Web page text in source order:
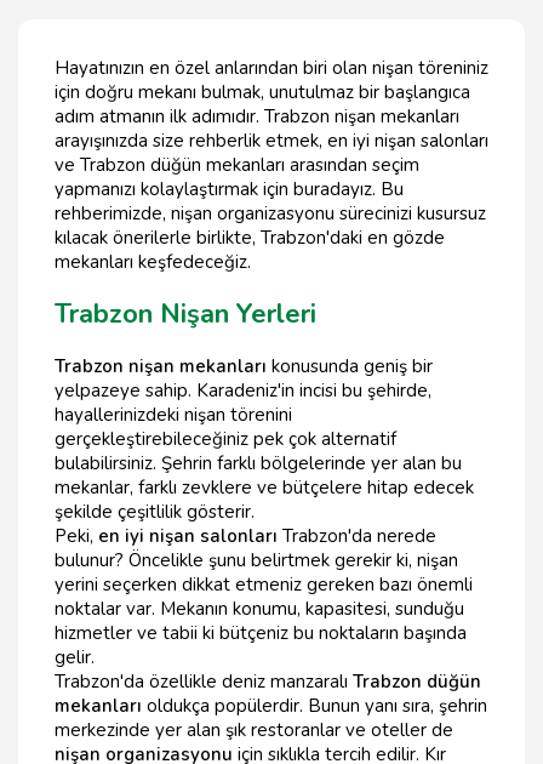
Hayatınızın en özel anlarından biri olan nişan töreniniz
için doğru mekanı bulmak, unutulmaz bir başlangıca
adım atmanın ilk adımıdır. Trabzon nişan mekanları
arayışınızda size rehberlik etmek, en iyi nişan salonları
ve Trabzon düğün mekanları arasından seçim
yapmanızı kolaylaştırmak için buradayız. Bu
rehberimizde, nişan organizasyonu sürecinizi kusursuz
kılacak önerilerle birlikte, Trabzon'daki en gözde
mekanları keşfedeceğiz.
Trabzon Nişan Yerleri
Trabzon nişan mekanları konusunda geniş bir
yelpazeye sahip. Karadeniz'in incisi bu şehirde,
hayallerinizdeki nişan törenini
gerçekleştirebileceğiniz pek çok alternatif
bulabilirsiniz. Şehrin farklı bölgelerinde yer alan bu
mekanlar, farklı zevklere ve bütçelere hitap edecek
şekilde çeşitlilik gösterir.
Peki, en iyi nişan salonları Trabzon'da nerede
bulunur? Öncelikle şunu belirtmek gerekir ki, nişan
yerini seçerken dikkat etmeniz gereken bazı önemli
noktalar var. Mekanın konumu, kapasitesi, sunduğu
hizmetler ve tabii ki bütçeniz bu noktaların başında
gelir.
Trabzon'da özellikle deniz manzaralı Trabzon düğün
mekanları oldukça popülerdir. Bunun yanı sıra, şehrin
merkezinde yer alan şık restoranlar ve oteller de
nişan organizasyonu için sıklıkla tercih edilir. Kır